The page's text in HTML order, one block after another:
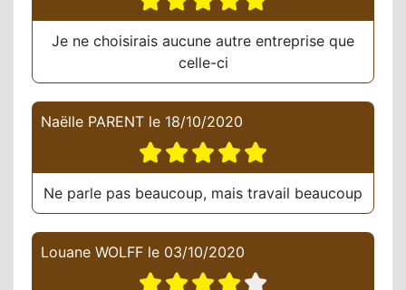
Je ne choisirais aucune autre entreprise que
celle-ci
Naëlle PARENT le 18/10/2020
Ne parle pas beaucoup, mais travail beaucoup
Louane WOLFF le 03/10/2020